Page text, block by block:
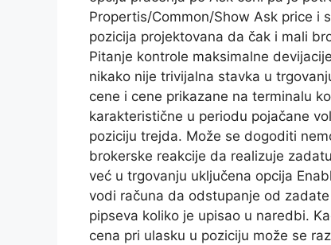
Propertis/Common/Show Ask price i
pozicija projektovana da čak i mali
Pitanje kontrole maksimalne
nikako nije trivijalna stavka u
cene i cene prikazane na terminalu
karakteristične u periodu pojačane
poziciju trejda. Može se dogoditi
brokerske reakcije da realizuje
već u trgovanju uključena opcija
vodi računa da odstupanje od
pipseva koliko je upisao u naredbi.
cena pri ulasku u poziciju može se